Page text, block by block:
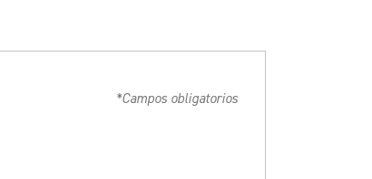
*Campos obligatorios